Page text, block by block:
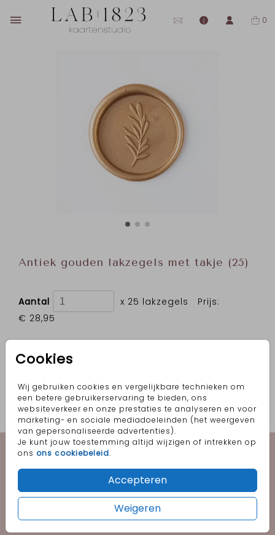
0
Cookies
Wij gebruiken cookies en vergelijkbare technieken om
een betere gebruikerservaring te bieden, ons
websiteverkeer en onze prestaties te analyseren en voor
marketing- en sociale mediadoeleinden (het weergeven
van gepersonaliseerde advertenties).
Je kunt jouw toestemming altijd wijzigen of intrekken op
ons ons cookiebeleid.
Accepteren
Weigeren
Antiek gouden lakzegels met takje (25)
Aantal x 25 lakzegels
Prijs:
€ 28,95
Antiek gouden lakzegels met takje (25 stuks).
Formaat: ⌀ 3 cm en inclusief plakstrip.
Prijs:€ 28,95 per 25 lakzegels
Geboorte
Informatie